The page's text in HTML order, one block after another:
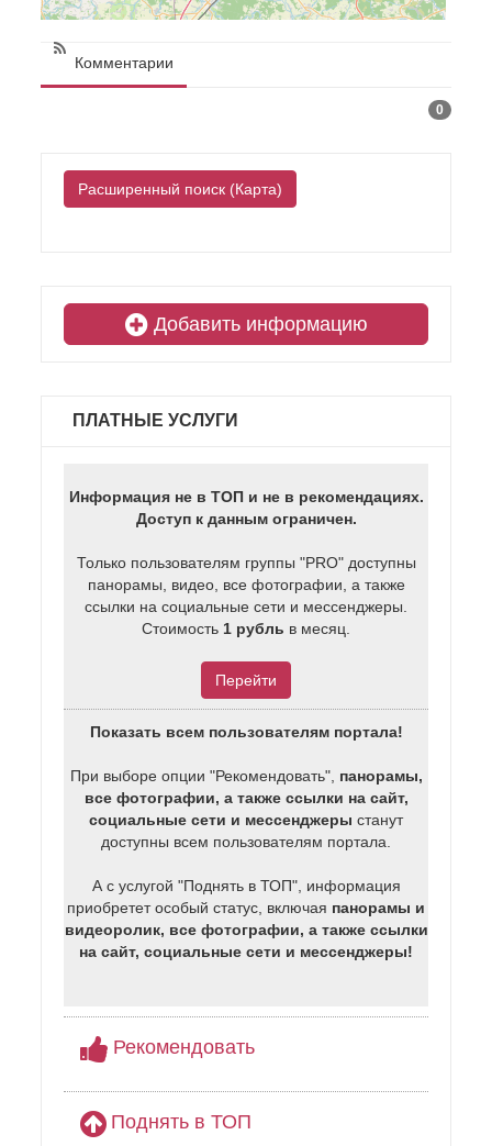
Комментарии
0
Расширенный поиск (Карта)
Добавить информацию
ПЛАТНЫЕ УСЛУГИ
Информация не в ТОП и не в рекомендациях.
Доступ к данным ограничен.
Только пользователям группы "PRO" доступны
панорамы, видео, все фотографии, а также
ссылки на социальные сети и мессенджеры.
Стоимость 1 рубль в месяц.
Перейти
Показать всем пользователям портала!
При выборе опции "Рекомендовать", панорамы,
все фотографии, а также ссылки на сайт,
социальные сети и мессенджеры станут
доступны всем пользователям портала.
А с услугой "Поднять в ТОП", информация
приобретет особый статус, включая панорамы и
видеоролик, все фотографии, а также ссылки
на сайт, социальные сети и мессенджеры!
Рекомендовать
Поднять в ТОП